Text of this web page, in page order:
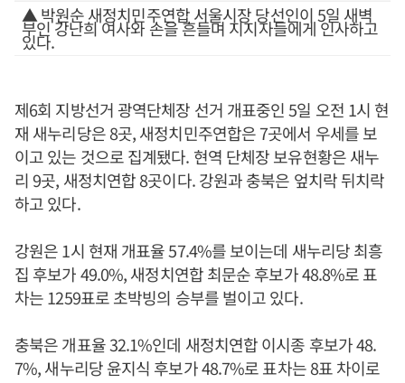
▲ 박원순 새정치민주연합 서울시장 당선인이 5일 새벽
부인 강난희 여사와 손을 흔들며 지지자들에게 인사하고
있다.
제6회 지방선거 광역단체장 선거 개표중인 5일 오전 1시 현
재 새누리당은 8곳, 새정치민주연합은 7곳에서 우세를 보
이고 있는 것으로 집계됐다. 현역 단체장 보유현황은 새누
리 9곳, 새정치연합 8곳이다. 강원과 충북은 엎치락 뒤치락
하고 있다.
강원은 1시 현재 개표율 57.4%를 보이는데 새누리당 최흥
집 후보가 49.0%, 새정치연합 최문순 후보가 48.8%로 표
차는 1259표로 초박빙의 승부를 벌이고 있다.
충북은 개표율 32.1%인데 새정치연합 이시종 후보가 48.
7%, 새누리당 윤지식 후보가 48.7%로 표차는 8표 차이로